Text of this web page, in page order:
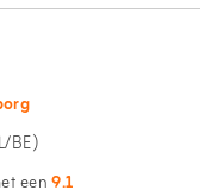
BE)
een9.1